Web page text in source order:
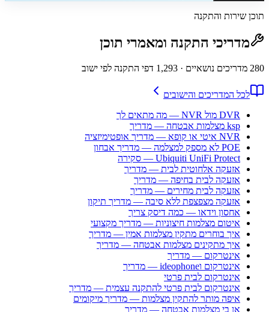
תוכן שירות והתקנה
מדריכי התקנה ומאמרי תוכן
280 מדריכים נושאיים · 1,293 דפי התקנה לפי ישוב
לכל המדריכים והישובים
DVR מול NVR — מה מתאים לך
ksp מצלמות אבטחה — מדריך
NVR איטי או קופא — מדריך אופטימיזציה
POE לא מספק למצלמה — מדריך אבחון
Ubiquiti UniFi Protect — סקירה
אזעקה אלחוטית לבית — מדריך
אזעקה לבית בחיפה — מדריך
אזעקה לבית מחירים — מדריך
אזעקה מצפצפת ללא סיבה — מדריך תיקון
אחסון וידאו — כמה דיסק צריך
איטום מצלמות חיצוניות — מדריך מקצועי
איך בוחרים מתקין מצלמות אמין — מדריך
איך מתקינים מצלמות אבטחה — מדריך
אינטרקום — מדריך
אינטרקום וideophone — מדריך
אינטרקום לבית פרטי
אינטרקום לבית פרטי להתקנה עצמית — מדריך
איפה מותר להתקין מצלמות — מדריך מיקומים
אן בי מצלמות אבטחה — מדריך